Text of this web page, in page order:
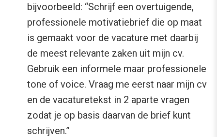
bijvoorbeeld: “Schrijf een overtuigende,
professionele motivatiebrief die op maat
is gemaakt voor de vacature met daarbij
de meest relevante zaken uit mijn cv.
Gebruik een informele maar professionele
tone of voice. Vraag me eerst naar mijn cv
en de vacaturetekst in 2 aparte vragen
zodat je op basis daarvan de brief kunt
schrijven.”